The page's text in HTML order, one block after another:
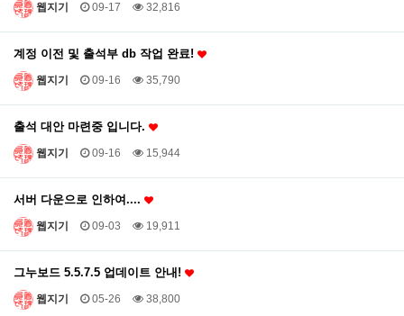
웹지기 09-17 32,816
계정 이전 및 출석부 db 작업 완료!
웹지기 09-16 35,790
출석 대안 마련중 입니다.
웹지기 09-16 15,944
서버 다운으로 인하여....
웹지기 09-03 19,911
그누보드 5.5.7.5 업데이트 안내!
웹지기 05-26 38,800